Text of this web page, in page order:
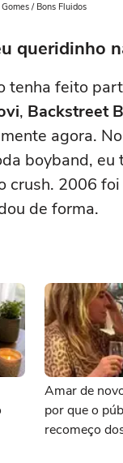
/ Bons Fluidos
queridinho
tenha feito
, Backstreet
agora.
boyband,
crush. 2006
de forma.
Amar de
por que o
recomeço